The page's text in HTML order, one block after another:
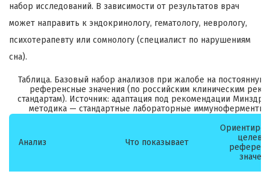
набор исследований. В зависимости от результатов врач
может направить к эндокринологу, гематологу, неврологу,
психотерапевту или сомнологу (специалист по нарушениям
сна).
Таблица. Базовый набор анализов при жалобе на постоянную
референсные значения (по российским клиническим
стандартам). Источник: адаптация под рекомендации
методика — стандартные лабораторные
Анализ Что показывает